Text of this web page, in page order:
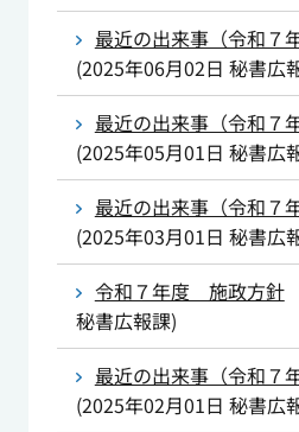
最近の出来事（令和７
(2025年06月02日 秘書広
最近の出来事（令和７
(2025年05月01日 秘書広
最近の出来事（令和７
(2025年03月01日 秘書広
令和７年度 施政方針
秘書広報課)
最近の出来事（令和７
(2025年02月01日 秘書広